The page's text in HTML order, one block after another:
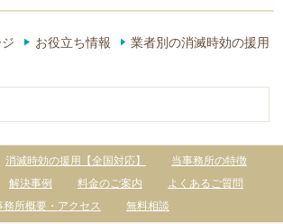
お役立ち情報 業者別の消滅時効の援用
消滅時効の援用【全国対応】
当事務所の特徴
解決事例 料金のご案内
よくあるご質問
務所概要・アクセス
無料相談